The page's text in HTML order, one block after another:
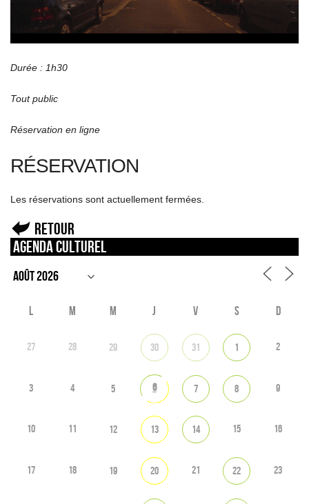
Durée : 1h30
Tout public
Réservation en ligne
RÉSERVATION
Les réservations sont actuellement fermées.
Retour
Agenda culturel
L M M J V S D
27 28 29 30 31 1 2
3 4 5 6 7 8 9
10 11 12 13 14 15 16
17 18 19 20 21 22 23